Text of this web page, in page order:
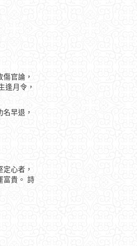
官論，
逢月令，
早退，
心者，
富貴。 詩